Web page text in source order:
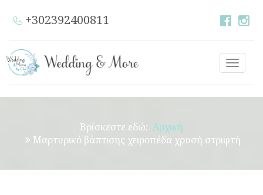
+302392400811
Toggle
Βρίσκεστε εδώ: Αρχική
Μαρτυρικό βάπτισης χειροπέδα χρυσή στριφτή